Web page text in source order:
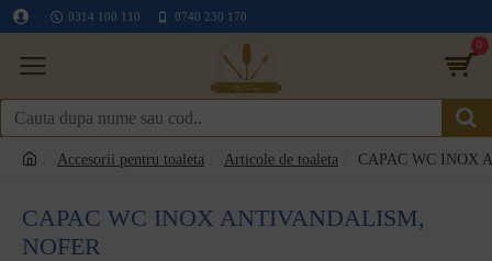
0314 100 110 0740 230 170
0
Accesorii pentru toaleta Articole de toaleta CAPAC WC INOX
CAPAC WC INOX ANTIVANDALISM,
NOFER